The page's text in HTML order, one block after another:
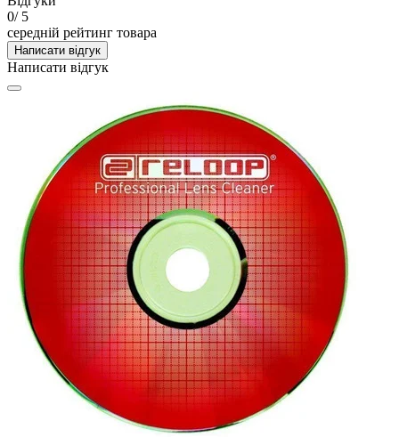
0/ 5
середній рейтинг товара
Написати відгук
Написати відгук